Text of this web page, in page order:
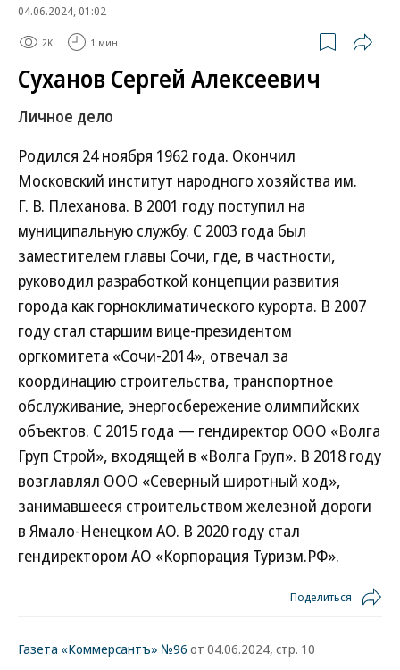
04.06.2024, 01:02
2K 1 мин.
Суханов Сергей Алексеевич
Личное дело
Родился 24 ноября 1962 года. Окончил
Московский институт народного хозяйства им.
Г. В. Плеханова. В 2001 году поступил на
муниципальную службу. С 2003 года был
заместителем главы Сочи, где, в частности,
руководил разработкой концепции развития
города как горноклиматического курорта. В 2007
году стал старшим вице-президентом
оргкомитета «Сочи-2014», отвечал за
координацию строительства, транспортное
обслуживание, энергосбережение олимпийских
объектов. С 2015 года — гендиректор ООО «Волга
Груп Строй», входящей в «Волга Груп». В 2018 году
возглавлял ООО «Северный широтный ход»,
занимавшееся строительством железной дороги
в Ямало-Ненецком АО. В 2020 году стал
гендиректором АО «Корпорация Туризм.РФ».
Поделиться
Газета «Коммерсантъ» №96 от 04.06.2024, стр. 10